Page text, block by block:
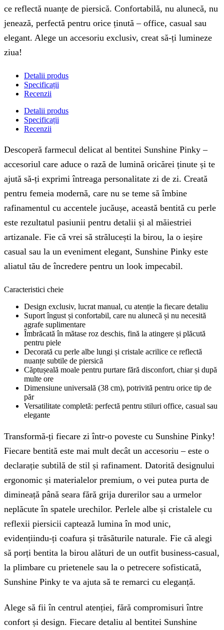
ce reflectă nuanțe de piersică. Confortabilă, nu alunecă, nu
jenează, perfectă pentru orice ținută – office, casual sau
elegant. Alege un accesoriu exclusiv, creat să-ți lumineze
ziua!
Detalii produs
Specificații
Recenzii
Detalii produs
Specificații
Recenzii
Descoperă farmecul delicat al bentitei Sunshine Pinky –
accesoriul care aduce o rază de lumină oricărei ținute și te
ajută să-ți exprimi întreaga personalitate zi de zi. Creată
pentru femeia modernă, care nu se teme să îmbine
rafinamentul cu accentele jucăușe, această bentită cu perle
este rezultatul pasiunii pentru detalii și al măiestriei
artizanale. Fie că vrei să strălucești la birou, la o ieșire
casual sau la un eveniment elegant, Sunshine Pinky este
aliatul tău de încredere pentru un look impecabil.
Caracteristici cheie
Design exclusiv, lucrat manual, cu atenție la fiecare detaliu
Suport îngust și confortabil, care nu alunecă și nu necesită
agrafe suplimentare
Îmbrăcată în mătase roz deschis, fină la atingere și plăcută
pentru piele
Decorată cu perle albe lungi și cristale acrilice ce reflectă
nuanțe subtile de piersică
Căptușeală moale pentru purtare fără disconfort, chiar și după
multe ore
Dimensiune universală (38 cm), potrivită pentru orice tip de
păr
Versatilitate completă: perfectă pentru stiluri office, casual sau
elegante
Transformă-ți fiecare zi într-o poveste cu Sunshine Pinky!
Fiecare bentită este mai mult decât un accesoriu – este o
declarație subtilă de stil și rafinament. Datorită designului
ergonomic și materialelor premium, o vei putea purta de
dimineață până seara fără grija durerilor sau a urmelor
neplăcute în spatele urechilor. Perlele albe și cristalele cu
reflexii piersicii captează lumina în mod unic,
evidențiindu-ți coafura și trăsăturile naturale. Fie că alegi
să porți bentita la birou alături de un outfit business-casual,
la plimbare cu prietenele sau la o petrecere sofisticată,
Sunshine Pinky te va ajuta să te remarci cu eleganță.
Alege să fii în centrul atenției, fără compromisuri între
confort și design. Fiecare detaliu al bentitei Sunshine